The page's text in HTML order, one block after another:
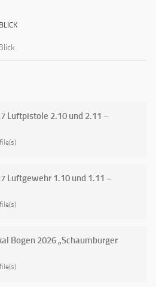
Luftpistole 2.10 und 2.11 –
Luftgewehr 1.10 und 1.11 –
Bogen 2026 „Schaumburger